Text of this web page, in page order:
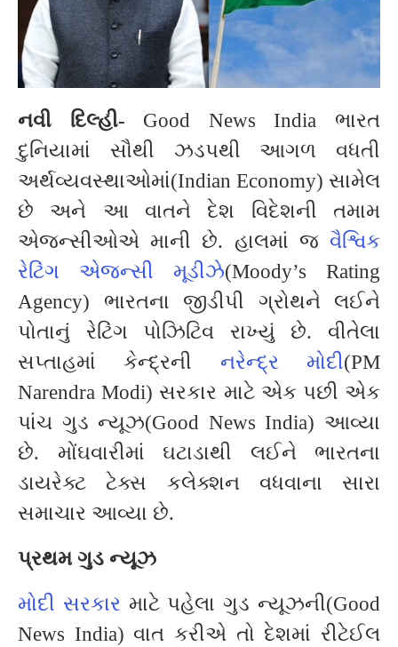
નવી દિલ્હી- Good News India ભારત
દુનિયામાં સૌથી ઝડપથી આગળ વધતી
અર્થવ્યવસ્થાઓમાં(Indian Economy) સામેલ
છે અને આ વાતને દેશ વિદેશની તમામ
એજન્સીઓએ માની છે. હાલમાં જ વૈશ્વિક
રેટિંગ એજન્સી મૂડીઝે(Moody’s Rating
Agency) ભારતના જીડીપી ગ્રોથને લઈને
પોતાનું રેટિંગ પોઝિટિવ રાખ્યું છે. વીતેલા
સપ્તાહમાં કેન્દ્રની નરેન્દ્ર મોદી(PM
Narendra Modi) સરકાર માટે એક પછી એક
પાંચ ગુડ ન્યૂઝ(Good News India) આવ્યા
છે. મોંઘવારીમાં ઘટાડાથી લઈને ભારતના
ડાયરેક્ટ ટેક્સ કલેક્શન વધવાના સારા
સમાચાર આવ્યા છે.
પ્રથમ ગુડ ન્યૂઝ
મોદી સરકાર માટે પહેલા ગુડ ન્યૂઝની(Good
News India) વાત કરીએ તો દેશમાં રીટેઈલ